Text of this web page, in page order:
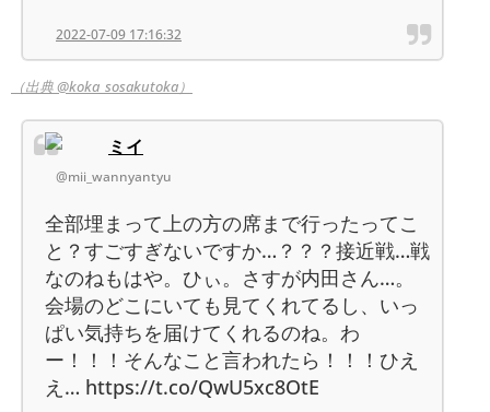
2022-07-09 17:16:32
（出典 @koka_sosakutoka）
ミイ
@mii_wannyantyu
全部埋まって上の方の席まで行ったってこ
と？すごすぎないですか…？？？接近戦…戦
なのねもはや。ひぃ。さすが内田さん…。
会場のどこにいても見てくれてるし、いっ
ぱい気持ちを届けてくれるのね。わ
ー！！！そんなこと言われたら！！！ひえ
え… https://t.co/QwU5xc8OtE